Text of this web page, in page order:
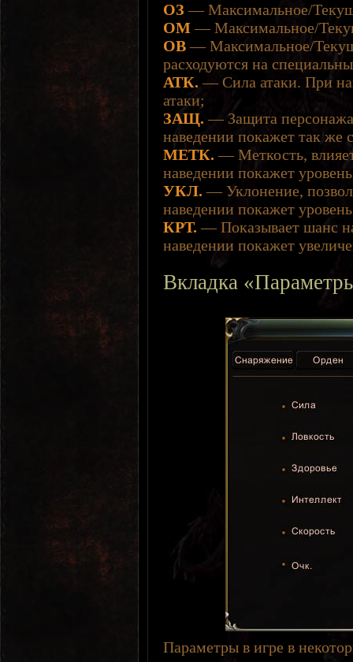
ОЗ — Максимальное/
ОМ — Максимальное/
ОВ — Максимальное/
расходуются на
АТК. — Сила атаки. При
атаки;
ЗАЩ. — Защита
наведении покажет так же
МЕТК. — Меткость,
наведении покажет
УКЛ. — Уклонение,
наведении покажет
КРТ. — Показывает шанс
наведении покажет
Вкладка
Параметры в игре в